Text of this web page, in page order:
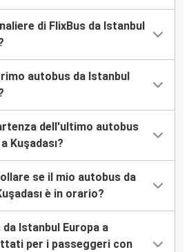
di FlixBus da Istanbul
autobus da Istanbul
dell'ultimo autobus
Kuşadası?
se il mio autobus da
è in orario?
Istanbul Europa a
per i passeggeri con